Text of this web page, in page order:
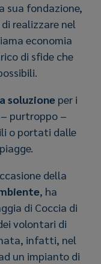
sua fondazione,
realizzare nel
economia
di sfide che
soluzioneper i
purtroppo –
o portati dalle
della
, ha
di Coccia di
volontari di
infatti, nel
un impianto di